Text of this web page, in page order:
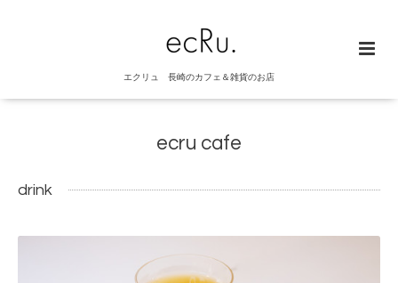
エクリュ 長崎のカフェ＆雑貨のお店
ecru cafe
drink